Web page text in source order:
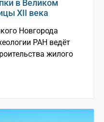
в Великом
XII века
Новгорода
РАН ведёт
жилого